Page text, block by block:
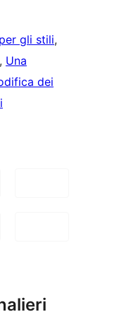
gli stili
, Una
dei